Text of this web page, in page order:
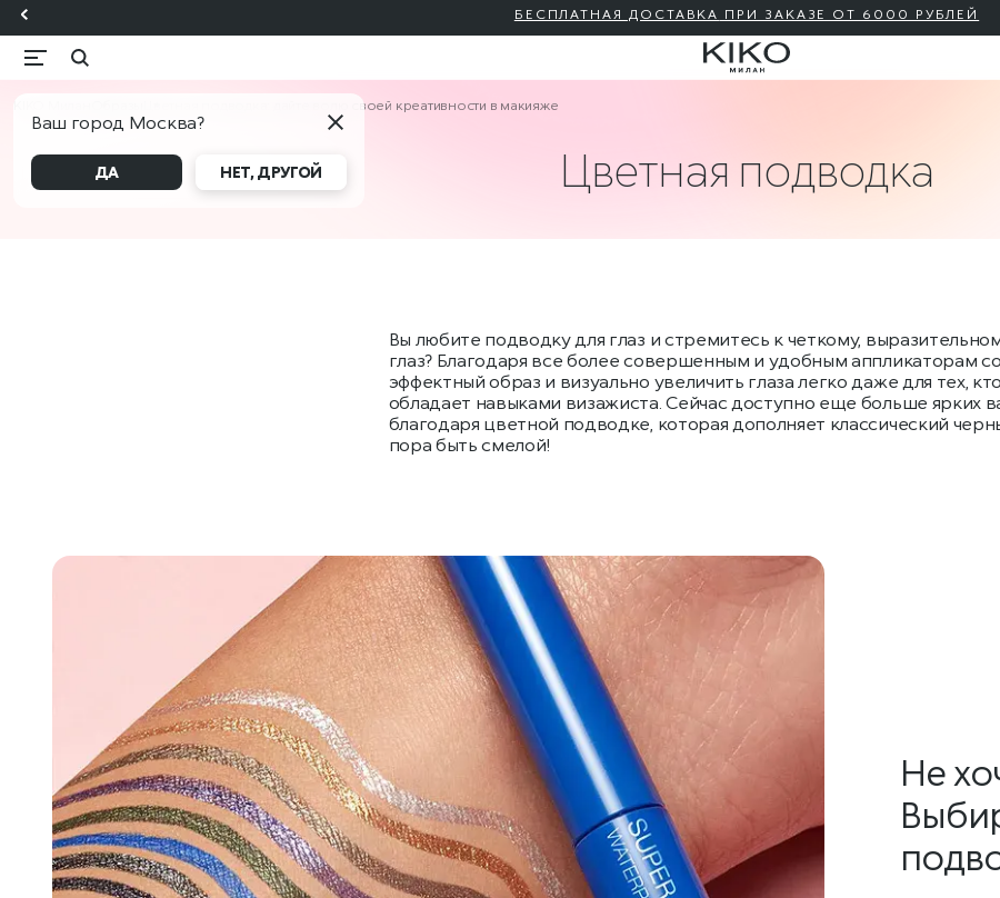
БЕСПЛАТНАЯ ДОСТАВКА ПРИ ЗАКАЗЕ ОТ 6000 РУБЛЕЙ
Ваш город Москва?
ДА НЕТ, ДРУГОЙ
Цветная подводка: дайте волю своей креативности в макияже
Цветная подводка
Вы любите подводку для глаз и стремитесь к четкому,
глаз? Благодаря все более совершенным и удобным аппликаторам
эффектный образ и визуально увеличить глаза легко даже для тех,
обладает навыками визажиста. Сейчас доступно еще больше ярких
благодаря цветной подводке, которая дополняет классический
пора быть смелой!
Не